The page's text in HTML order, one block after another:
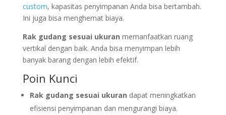
custom, kapasitas penyimpanan Anda bisa bertambah.
Ini juga bisa menghemat biaya.
Rak gudang sesuai ukuran memanfaatkan ruang
vertikal dengan baik. Anda bisa menyimpan lebih
banyak barang dengan lebih efektif.
Poin Kunci
Rak gudang sesuai ukuran dapat meningkatkan
efisiensi penyimpanan dan mengurangi biaya.